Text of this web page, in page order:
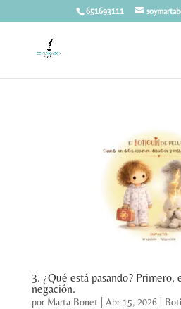
651693111
3. ¿Qué está pasando?
negación.
por Marta Bonet Abr 15, 2026|